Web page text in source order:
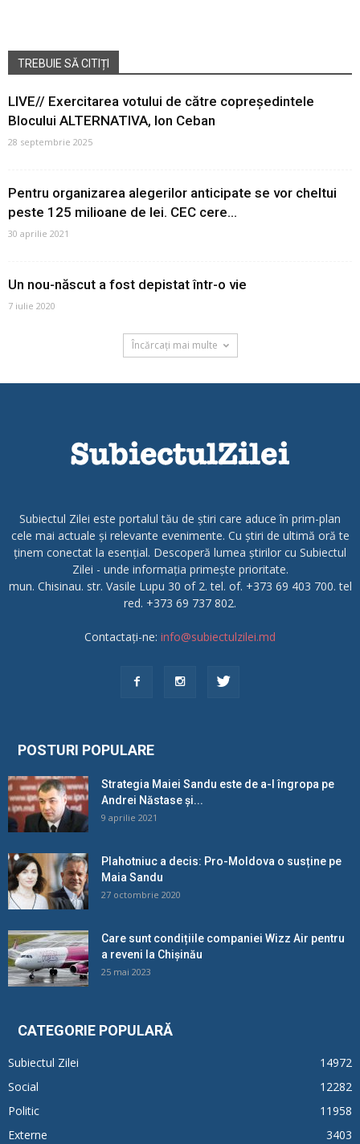
TREBUIE SĂ CITIȚI
LIVE// Exercitarea votului de către copreședintele
Blocului ALTERNATIVA, Ion Ceban
28 septembrie 2025
Pentru organizarea alegerilor anticipate se vor cheltui
peste 125 milioane de lei. CEC cere...
30 aprilie 2021
Un nou-născut a fost depistat într-o vie
7 iulie 2020
Încărcați mai multe
Subiectul Zilei este portalul tău de știri care aduce în prim-plan
cele mai actuale și relevante evenimente. Cu știri de ultimă oră te
ținem conectat la esențial. Descoperă lumea știrilor cu Subiectul
Zilei - unde informația primește prioritate.
mun. Chisinau. str. Vasile Lupu 30 of 2. tel. of. +373 69 403 700. tel
red. +373 69 737 802.
Contactați-ne: info@subiectulzilei.md
POSTURI POPULARE
Strategia Maiei Sandu este de a-l îngropa pe
Andrei Năstase și...
9 aprilie 2021
Plahotniuc a decis: Pro-Moldova o susține pe
Maia Sandu
27 octombrie 2020
Care sunt condițiile companiei Wizz Air pentru
a reveni la Chișinău
25 mai 2023
CATEGORIE POPULARĂ
Subiectul Zilei
14972
Social
12282
Politic
11958
Externe
3403